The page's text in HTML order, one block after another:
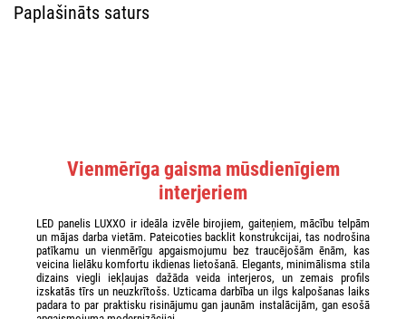
Paplašināts saturs
Vienmērīga gaisma mūsdienīgiem
interjeriem
LED panelis LUXXO ir ideāla izvēle birojiem, gaiteņiem, mācību telpām
un mājas darba vietām. Pateicoties backlit konstrukcijai, tas nodrošina
patīkamu un vienmērīgu apgaismojumu bez traucējošām ēnām, kas
veicina lielāku komfortu ikdienas lietošanā. Elegants, minimālisma stila
dizains viegli iekļaujas dažāda veida interjeros, un zemais profils
izskatās tīrs un neuzkrītošs. Uzticama darbība un ilgs kalpošanas laiks
padara to par praktisku risinājumu gan jaunām instalācijām, gan esošā